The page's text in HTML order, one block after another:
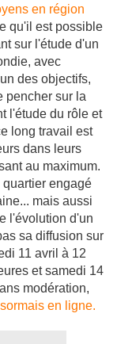
en région
qu'il est possible
sur l'étude d'un
avec
des objectifs,
pencher sur la
l'étude du rôle et
long travail est
dans leurs
au maximum.
engagé
mais aussi
l'évolution d'un
sa diffusion sur
11 avril à 12
et samedi 14
modération,
en ligne.